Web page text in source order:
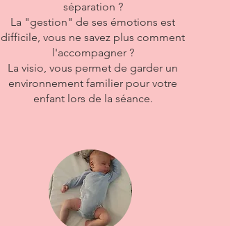
séparation ?
La "gestion" de ses émotions est
difficile, vous ne savez plus comment
l'accompagner ?
La visio, vous permet de garder un
environnement familier pour votre
enfant lors de la séance.